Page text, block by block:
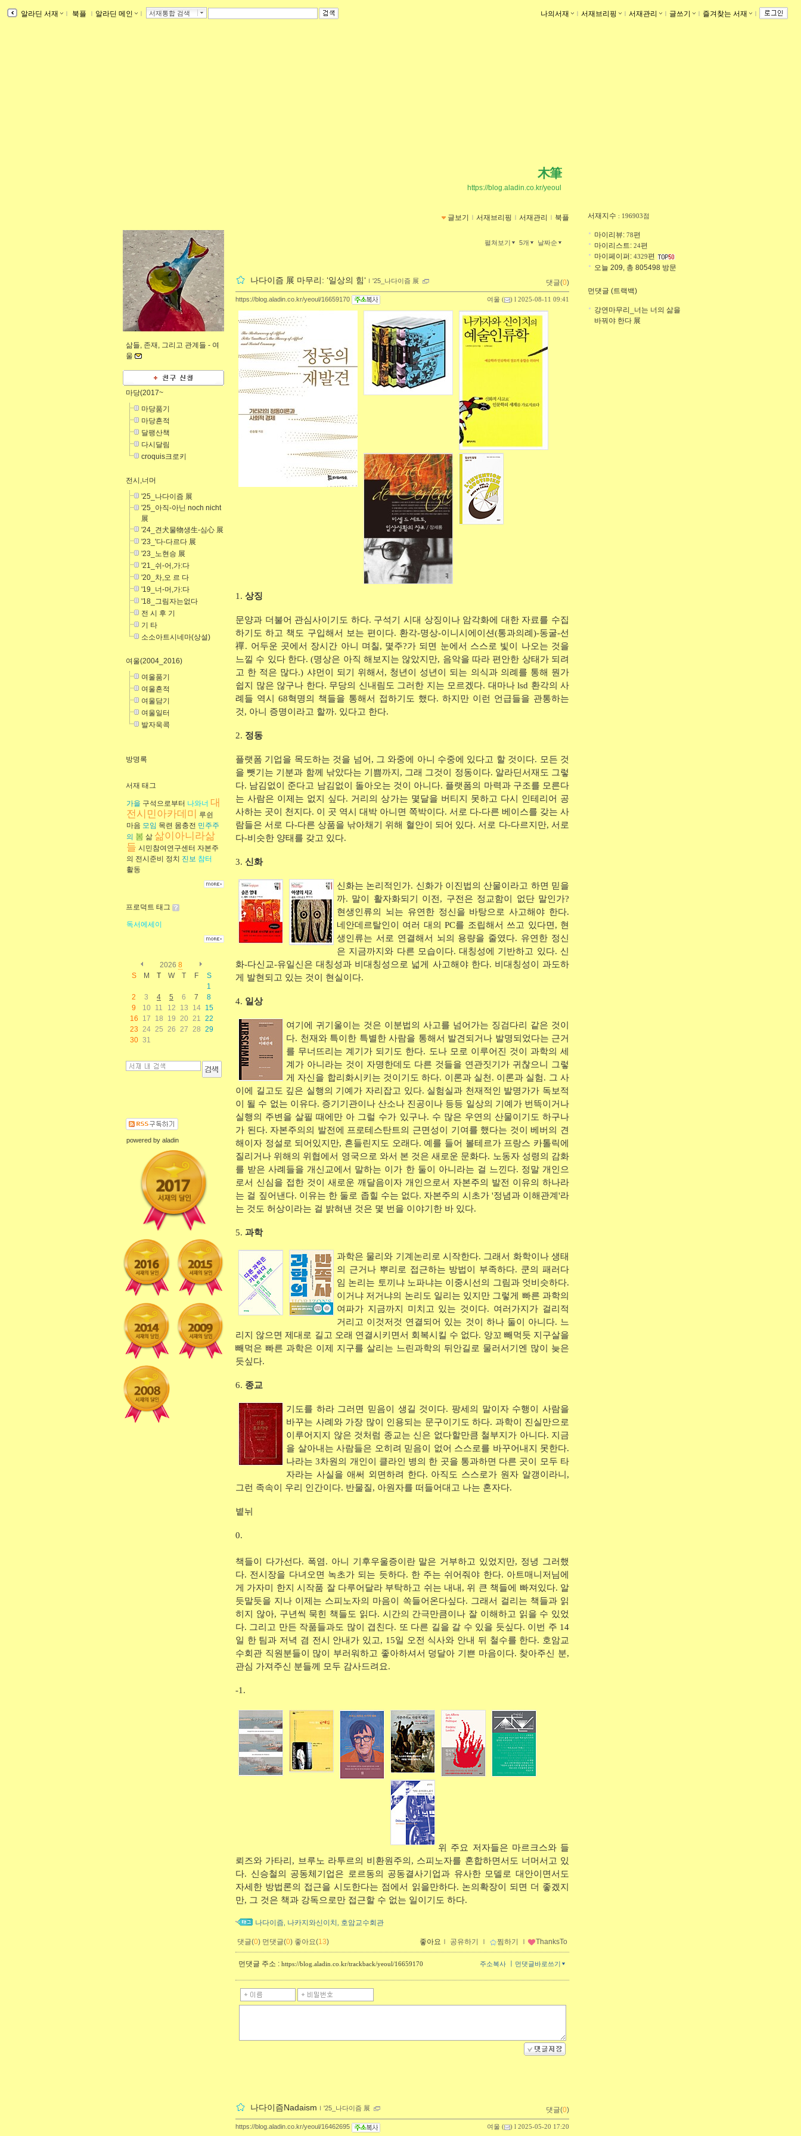
알라딘 서재 ｌ 북플 ｌ 알라딘 메인 ｌ 서재통합 검색 나의서재 ｌ 서재브리핑 ｌ 서재관리 ｌ 글쓰기 ｌ 즐겨찾는 서재 ｌ
木筆
https://blog.aladin.co.kr/yeoul
글보기 ｌ 서재브리핑 ｌ 서재관리 ｌ 북플
삶들, 존재, 그리고 관계들 - 여
울
마당(2017~
마당품기
마당흔적
달팽산책
다시달림
croquis크로키
전시,너머
'25_나다이즘 展
'25_아직-아닌 noch nicht
展
'24_견犬물物생生-심心 展
'23_'다-다르다 展
'23_노현승 展
'21_쉬-어,가:다
'20_차,오 르 다
'19_너-머,가:다
'18_그림자는없다
전 시 후 기
기 타
소소아트시네마(상설)
여울(2004_2016)
여울품기
여울흔적
여울담기
여울일터
발자욱콕
방명록
서재 태그
가을 구석으로부터 나와너 대
전시민아카데미 루쉰
마음 모임 목련 몸충전 민주주
의 봄 삶 삶이아니라삶
들 시민참여연구센터 자본주
의 전시준비 정치 진보 참터
활동
프로덕트 태그
독서에세이
2026 8
S
M T W T F
S
1
2
3 4 5 6 7
8
9
10 11 12 13 14
15
16
17 18 19 20 21 22
23 24 25 26 27 28 29
30 31
powered by aladin
펼쳐보기 5개 날짜순
나다이즘 展 마무리: ‘일상의 힘‘ ｌ '25_나다이즘 展 댓글(0)
여울 ( ) l 2025-08-11 09:41
https://blog.aladin.co.kr/yeoul/16659170
1. 상징
문양과 더불어 관심사이기도 하다. 구석기 시대 상징이나 암각화에 대한 자료를 수집
하기도 하고 책도 구입해서 보는 편이다. 환각-명상-이니시에이션(통과의례)-동굴-선
禪. 어두운 곳에서 장시간 아니 며칠, 몇주?가 되면 눈에서 스스로 빛이 나오는 것을
느낄 수 있다 한다. (명상은 아직 해보지는 않았지만, 음악을 따라 편안한 상태가 되려
고 한 적은 많다.) 샤먼이 되기 위해서, 청년이 성년이 되는 의식과 의례를 통해 뭔가
쉽지 많은 않구나 한다. 무당의 신내림도 그러한 지는 모르겠다. 대마나 lsd 환각의 사
례들 역시 68혁명의 책들을 통해서 접하기도 했다. 하지만 이런 언급들을 관통하는
것, 아니 증명이라고 할까. 있다고 한다.
2. 정동
플랫폼 기업을 목도하는 것을 넘어, 그 와중에 아니 수중에 있다고 할 것이다. 모든 것
을 뺏기는 기분과 함께 낚았다는 기쁨까지, 그래 그것이 정동이다. 알라딘서재도 그렇
다. 남김없이 준다고 남김없이 돌아오는 것이 아니다. 플랫폼의 마력과 구조를 모른다
는 사람은 이제는 없지 싶다. 거리의 상가는 몇달을 버티지 못하고 다시 인테리어 공
사하는 곳이 천지다. 이 곳 역시 대박 아니면 쪽박이다. 서로 다-다른 베이스를 갖는 사
람들은 서로 다-다른 상품을 낚아채기 위해 혈안이 되어 있다. 서로 다-다르지만, 서로
다-비슷한 양태를 갖고 있다.
3. 신화
신화는 논리적인가. 신화가 이진법의 산물이라고 하면 믿을
까. 말이 활자화되기 이전, 구전은 정교함이 없단 말인가?
현생인류의 뇌는 유연한 정신을 바탕으로 사고해야 한다.
네안데르탈인이 여러 대의 PC를 조립해서 쓰고 있다면, 현
생인류는 서로 연결해서 뇌의 용량을 줄였다. 유연한 정신
은 지금까지와 다른 모습이다. 대칭성에 기반하고 있다. 신
화-다신교-유일신은 대칭성과 비대칭성으로 넓게 사고해야 한다. 비대칭성이 과도하
게 발현되고 있는 것이 현실이다.
4. 일상
여기에 귀기울이는 것은 이분법의 사고를 넘어가는 징검다리 같은 것이
다. 천재와 특이한 특별한 사람을 통해서 발견되거나 발명되었다는 근거
를 무너뜨리는 계기가 되기도 한다. 도나 모로 이루어진 것이 과학의 세
계가 아니라는 것이 자명한데도 다른 것들을 연관짓기가 귀찮으니 그렇
게 자신을 합리화시키는 것이기도 하다. 이론과 실천. 이론과 실험. 그 사
이에 길고도 깊은 실행의 기예가 자리잡고 있다. 실험실과 천재적인 발명가가 독보적
이 될 수 없는 이유다. 증기기관이나 산소나 진공이나 등등 일상의 기예가 번뜩이거나
실행의 주변을 살필 때에만 아 그럴 수가 있구나. 수 많은 우연의 산물이기도 하구나
가 된다. 자본주의의 발전에 프로테스탄트의 근면성이 기여를 했다는 것이 베버의 견
해이자 정설로 되어있지만, 흔들린지도 오래다. 예를 들어 볼테르가 프랑스 카톨릭에
질리거나 위해의 위협에서 영국으로 와서 본 것은 새로운 문화다. 노동자 성령의 감화
를 받은 사례들을 개신교에서 말하는 이가 한 둘이 아니라는 걸 느낀다. 정말 개인으
로서 신심을 접한 것이 새로운 깨달음이자 개인으로서 자본주의 발전 이유의 하나라
는 걸 짚어낸다. 이유는 한 둘로 좁힐 수는 없다. 자본주의 시초가 '정념과 이해관계'라
는 것도 허상이라는 걸 밝혀낸 것은 몇 번을 이야기한 바 있다.
5. 과학
과학은 물리와 기계논리로 시작한다. 그래서 화학이나 생태
의 근거나 뿌리로 접근하는 방법이 부족하다. 쿤의 패러다
임 논리는 토끼냐 노파냐는 이중시선의 그림과 엇비슷하다.
이거냐 저거냐의 논리도 일리는 있지만 그렇게 빠른 과학의
여파가 지금까지 미치고 있는 것이다. 여러가지가 걸리적
거리고 이것저것 연결되어 있는 것이 하나 둘이 아니다. 느
리지 않으면 제대로 길고 오래 연결시키면서 회복시킬 수 없다. 앙꼬 빼먹듯 지구살을
빼먹은 빠른 과학은 이제 지구를 살리는 느린과학의 뒤안길로 물러서기엔 많이 늦은
듯싶다.
6. 종교
기도를 하라 그러면 믿음이 생길 것이다. 팡세의 말이자 수행이 사람을
바꾸는 사례와 가장 많이 인용되는 문구이기도 하다. 과학이 진실만으로
이루어지지 않은 것처럼 종교는 신은 없다할만큼 철부지가 아니다. 지금
을 살아내는 사람들은 오히려 믿음이 없어 스스로를 바꾸어내지 못한다.
나라는 3차원의 개인이 클라인 병의 한 곳을 통과하면 다른 곳이 모두 타
자라는 사실을 애써 외면하려 한다. 아직도 스스로가 원자 알갱이라니,
그런 족속이 우리 인간이다. 반물질, 아원자를 떠들어대고 나는 혼자다.
볕뉘
0.
책들이 다가선다. 폭염. 아니 기후우울증이란 말은 거부하고 있었지만, 정녕 그러했
다. 전시장을 다녀오면 녹초가 되는 듯하다. 한 주는 쉬어줘야 한다. 아트매니저님에
게 가자미 한지 시작품 잘 다루어달라 부탁하고 쉬는 내내, 위 큰 책들에 빠져있다. 알
듯말듯을 지나 이제는 스피노자의 마음이 쏙들어온다싶다. 그래서 걸리는 책들과 읽
히지 않아, 구년씩 묵힌 책들도 읽다. 시간의 간극만큼이나 잘 이해하고 읽을 수 있었
다. 그리고 만든 작품들과도 많이 겹친다. 또 다른 길을 갈 수 있을 듯싶다. 이번 주 14
일 한 팀과 저녁 겸 전시 안내가 있고, 15일 오전 식사와 안내 뒤 철수를 한다. 호암교
수회관 직원분들이 많이 부러워하고 좋아하셔서 덩달아 기쁜 마음이다. 찾아주신 분,
관심 가져주신 분들께 모두 감사드려요.
-1.
위 주요 저자들은 마르크스와 들
뢰즈와 가타리, 브루노 라투르의 비환원주의, 스피노자를 혼합하면서도 너머서고 있
다. 신승철의 공동체기업은 로르동의 공동결사기업과 유사한 모델로 대안이면서도
자세한 방법론의 접근을 시도한다는 점에서 읽을만하다. 논의확장이 되면 더 좋겠지
만, 그 것은 책과 강독으로만 접근할 수 없는 일이기도 하다.
나다이즘, 나카지와신이치 , 호암교수회관
댓글(0) 먼댓글(0) 좋아요(13) 좋아요 ｌ 공유하기 ｌ 찜하기 ｌ ThanksTo
먼댓글 주소 : https://blog.aladin.co.kr/trackback/yeoul/16659170 먼댓글바로쓰기
주소복사
나다이즘Nadaism ｌ '25_나다이즘 展 댓글(0)
여울 ( ) l 2025-05-20 17:20
https://blog.aladin.co.kr/yeoul/16462695
서재지수 : 196903점
마이리뷰: 78편
마이리스트: 24편
마이페이퍼: 4329편
오늘 209, 총 805498 방문
먼댓글 (트랙백)
강연마무리_너는 너의 삶을
바꿔야 한다 展